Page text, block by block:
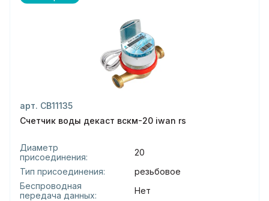
арт. СВ11135
Счетчик воды декаст вскм-20 iwan rs
Диаметр
присоединения:
20
Тип присоединения:
резьбовое
Беспроводная
передача данных:
Нет